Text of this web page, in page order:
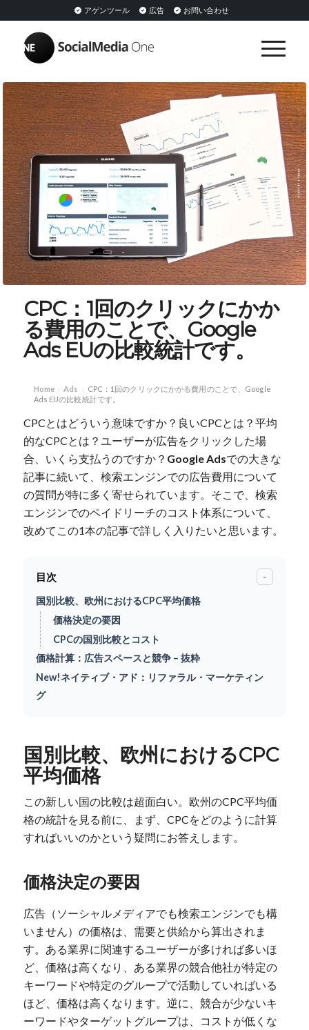
アゲンツール 広告 お問い合わせ
CPC：1回のクリックにかか
る費用のことで、Google
Ads EUの比較統計です。
Home › Ads › CPC：1回のクリックにかかる費用のことで、Google
Ads EUの比較統計です。
CPCとはどういう意味ですか？良いCPCとは？平均
的なCPCとは？ユーザーが広告をクリックした場
合、いくら支払うのですか？ Google Adsでの大きな
記事に続いて、検索エンジンでの広告費用について
の質問が特に多く寄せられています。そこで、検索
エンジンでのペイドリーチのコスト体系について、
改めてこの1本の記事で詳しく入りたいと思います。
目次 -
国別比較、欧州におけるCPC平均価格
価格決定の要因
CPCの国別比較とコスト
価格計算：広告スペースと競争 – 抜粋
New!ネイティブ・アド：リファラル・マーケティン
グ
国別比較、欧州におけるCPC
平均価格
この新しい国の比較は超面白い。欧州のCPC平均価
格の統計を見る前に、まず、CPCをどのように計算
すればいいのかという疑問にお答えします。
価格決定の要因
広告（ソーシャルメディアでも検索エンジンでも構
いません）の価格は、需要と供給から算出されま
す。ある業界に関連するユーザーが多ければ多いほ
ど、価格は高くなり、ある業界の競合他社が特定の
キーワードや特定のグループで活動していればいる
ほど、価格は高くなります。逆に、競合が少ないキ
ーワードやターゲットグループは、コストが低くな